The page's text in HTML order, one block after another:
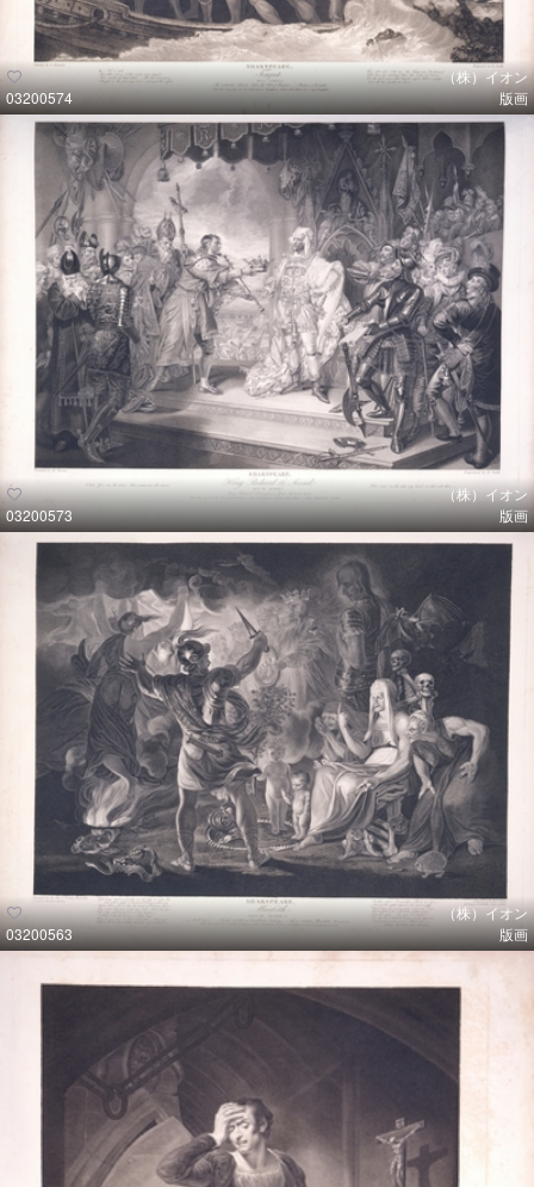
03200574
（株）イオン
版画
03200573
（株）イオン
版画
03200563
（株）イオン
版画